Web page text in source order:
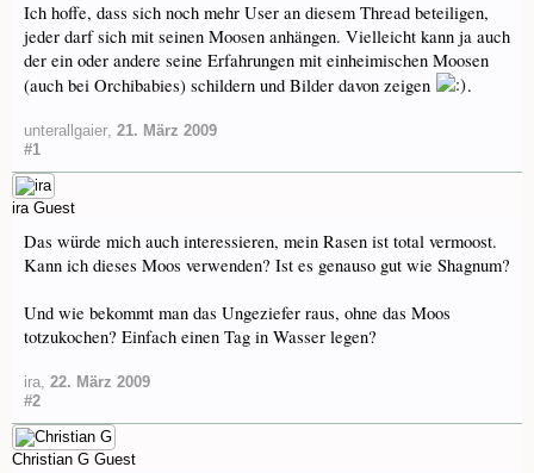
Ich hoffe, dass sich noch mehr User an diesem Thread beteiligen,
jeder darf sich mit seinen Moosen anhängen. Vielleicht kann ja auch
der ein oder andere seine Erfahrungen mit einheimischen Moosen
(auch bei Orchibabies) schildern und Bilder davon zeigen
.
unterallgaier, 21. März 2009
#1
ira Guest
Das würde mich auch interessieren, mein Rasen ist total vermoost.
Kann ich dieses Moos verwenden? Ist es genauso gut wie Shagnum?
Und wie bekommt man das Ungeziefer raus, ohne das Moos
totzukochen? Einfach einen Tag in Wasser legen?
ira, 22. März 2009
#2
Christian G Guest